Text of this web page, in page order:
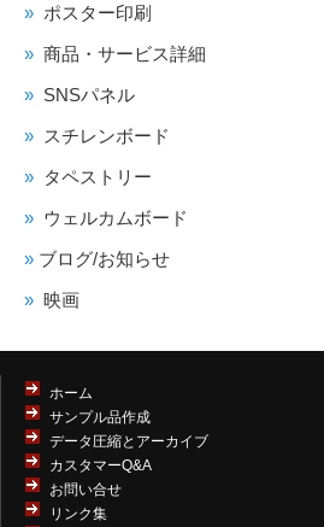
ポスター印刷
商品・サービス詳細
SNSパネル
スチレンボード
タペストリー
ウェルカムボード
ブログ/お知らせ
映画
ホーム
サンプル品作成
データ圧縮とアーカイブ
カスタマーQ&A
お問い合せ
リンク集